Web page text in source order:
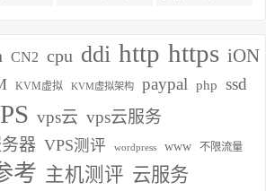
CN2 cpu ddi http https iON
KVM虚拟 KVM虚拟架构 paypal php ssd
vps云 vps云服务
器 VPS测评 wordpress www 不限流量
考 主机测评 云服务